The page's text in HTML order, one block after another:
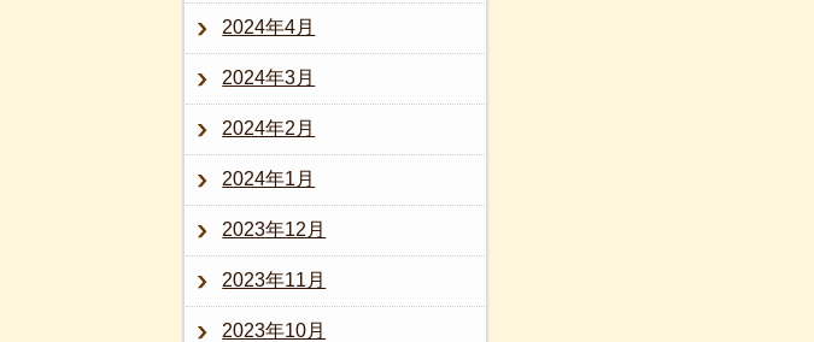
2024年4月
2024年3月
2024年2月
2024年1月
2023年12月
2023年11月
2023年10月